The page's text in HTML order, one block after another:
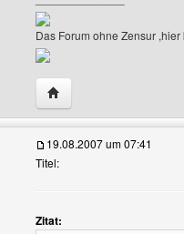
Das Forum ohne Zensur
Website dieses
19.08.2007 um 07:41
Titel:
Zitat: